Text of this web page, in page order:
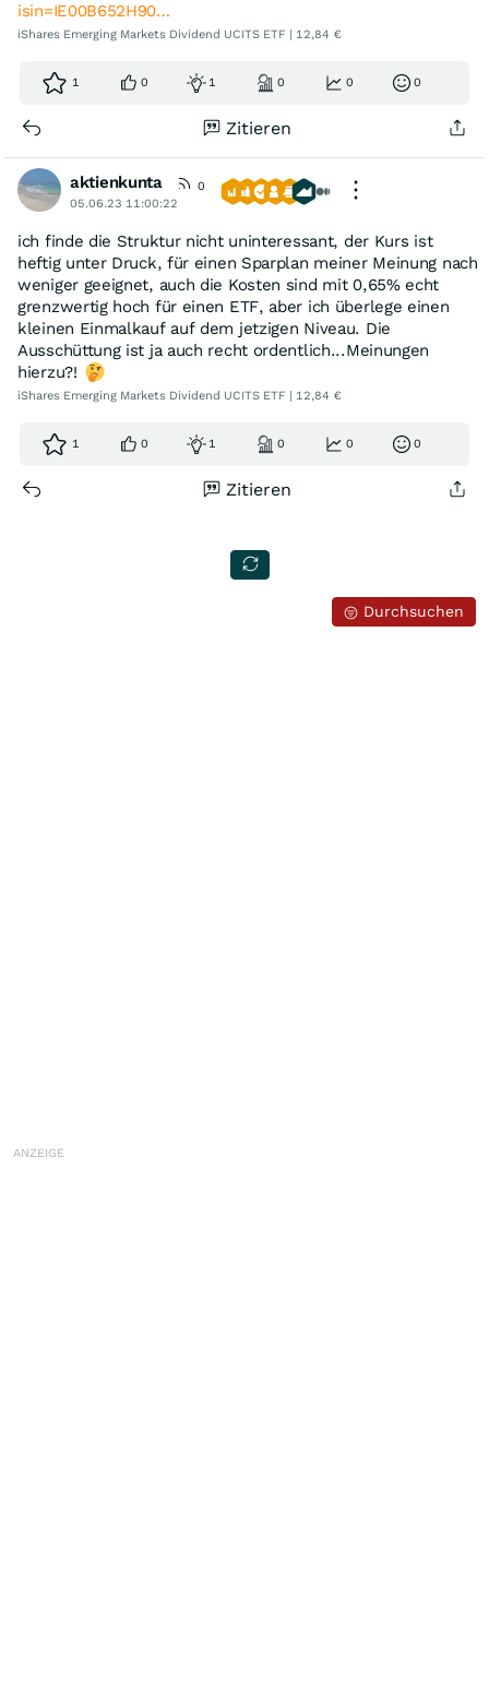
isin=IE00B652H90…
iShares Emerging Markets Dividend UCITS ETF | 12,84 €
1 0 1 0 0 0
Zitieren
aktienkunta
0
05.06.23 11:00:22
ich finde die Struktur nicht uninteressant, der Kurs ist
heftig unter Druck, für einen Sparplan meiner Meinung nach
weniger geeignet, auch die Kosten sind mit 0,65% echt
grenzwertig hoch für einen ETF, aber ich überlege einen
kleinen Einmalkauf auf dem jetzigen Niveau. Die
Ausschüttung ist ja auch recht ordentlich...Meinungen
hierzu?!
iShares Emerging Markets Dividend UCITS ETF | 12,84 €
1 0 1 0 0 0
Zitieren
Durchsuchen